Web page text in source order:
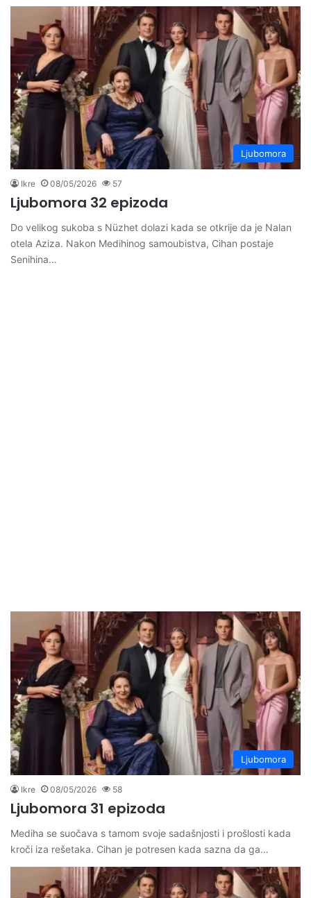
Ljubomora
Ikre 08/05/2026 57
Ljubomora 32 epizoda
Do velikog sukoba s Nüzhet dolazi kada se otkrije da je Nalan
otela Aziza. Nakon Medihinog samoubistva, Cihan postaje
Senihina…
Ljubomora
Ikre 08/05/2026 58
Ljubomora 31 epizoda
Mediha se suočava s tamom svoje sadašnjosti i prošlosti kada
kroči iza rešetaka. Cihan je potresen kada sazna da ga…